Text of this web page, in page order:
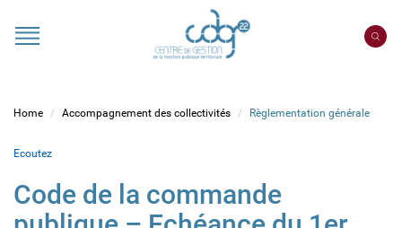
CDG
Home Accompagnement des collectivités Règlementation générale
Ecoutez
Code de la commande